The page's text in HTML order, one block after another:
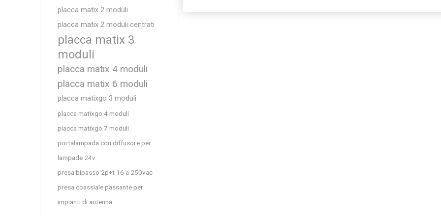
placca matix 2 moduli
placca matix 2 moduli centrati
placca matix 3
moduli
placca matix 4 moduli
placca matix 6 moduli
placca matixgo 3 moduli
placca matixgo 4 moduli
placca matixgo 7 moduli
portalampada con diffusore per
lampade 24v
presa bipasso 2p+t 16 a 250vac
presa coassiale passante per
impianti di antenna